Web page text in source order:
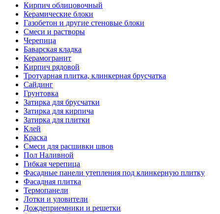
Кирпич облицовочный
Керамические блоки
Газобетон и другие стеновые блоки
Смеси и растворы
Черепица
Баварская кладка
Керамогранит
Кирпич рядовой
Тротуарная плитка, клинкерная брусчатка
Сайдинг
Грунтовка
Затирка для брусчатки
Затирка для кирпича
Затирка для плитки
Клей
Краска
Смеси для расшивки швов
Пол Наливной
Гибкая черепица
Фасадные панели утепления под клинкерную плитку
Фасадная плитка
Термопанели
Лотки и уловители
Дождеприемники и решетки